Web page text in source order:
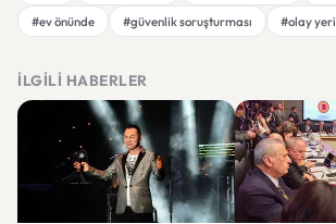
#ev önünde
#güvenlik soruşturması #olay yeri
İLGILI HABERLER